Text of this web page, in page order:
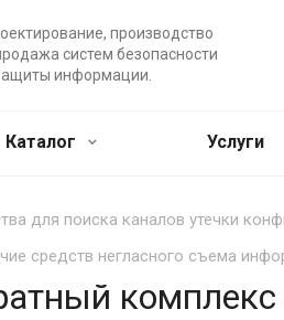
производство
систем безопасности
информации.
Каталог Услуги
для поиска каналов утечки
средств негласного съема